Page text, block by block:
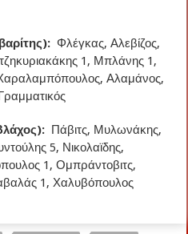
Φλέγκας, Αλεβίζος,
1, Μπλάνης 1,
Αλαμάνος,
Πάβιτς, Μυλωνάκης,
5, Νικολαϊδης,
1, Ομπράντοβιτς,
1, Χαλυβόπουλος